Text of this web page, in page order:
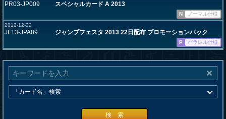
PR03-JP009 スペシャルカード A 2013
N
ノーマル仕様
2012-12-22
JF13-JPA09 ジャンプフェスタ 2013 22日配布 プロモーションパック
P パラレル仕様
検 索